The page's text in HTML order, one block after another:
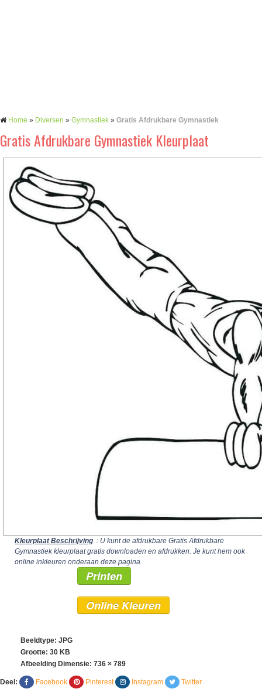
Home » Diversen » Gymnastiek » Gratis Afdrukbare Gymnastiek
Gratis Afdrukbare Gymnastiek Kleurplaat
Kleurplaat Beschrijving : U kunt de afdrukbare Gratis Afdrukbare
Gymnastiek kleurplaat gratis downloaden en afdrukken. Je kunt hem ook
online inkleuren onderaan deze pagina.
Printen
Online Kleuren
Beeldtype: JPG
Grootte: 30 KB
Afbeelding Dimensie: 736 × 789
Deel: Facebook Pinterest Instagram Twitter